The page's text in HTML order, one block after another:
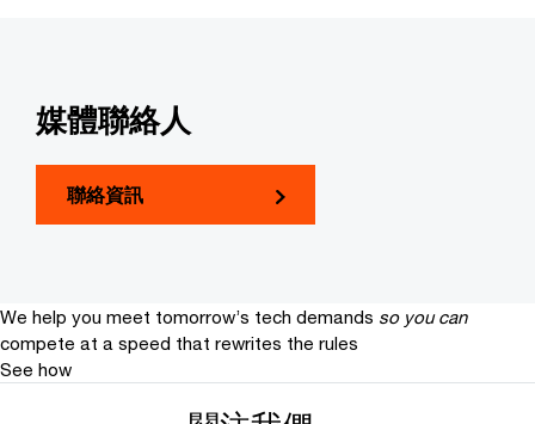
媒體聯絡人
聯絡資訊
We help you meet tomorrow’s tech demands so you can
compete at a speed that rewrites the rules
See how